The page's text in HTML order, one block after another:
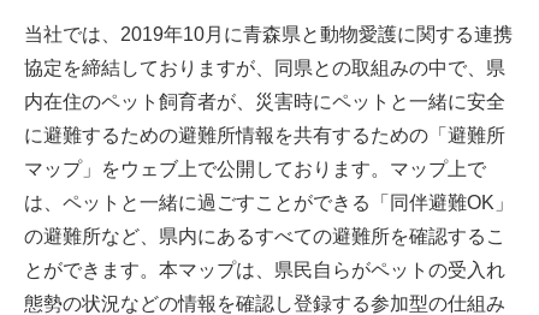
当社では、2019年10月に青森県と動物愛護に関する連携
協定を締結しておりますが、同県との取組みの中で、県
内在住のペット飼育者が、災害時にペットと一緒に安全
に避難するための避難所情報を共有するための「避難所
マップ」をウェブ上で公開しております。マップ上で
は、ペットと一緒に過ごすことができる「同伴避難OK」
の避難所など、県内にあるすべての避難所を確認するこ
とができます。本マップは、県民自らがペットの受入れ
態勢の状況などの情報を確認し登録する参加型の仕組み